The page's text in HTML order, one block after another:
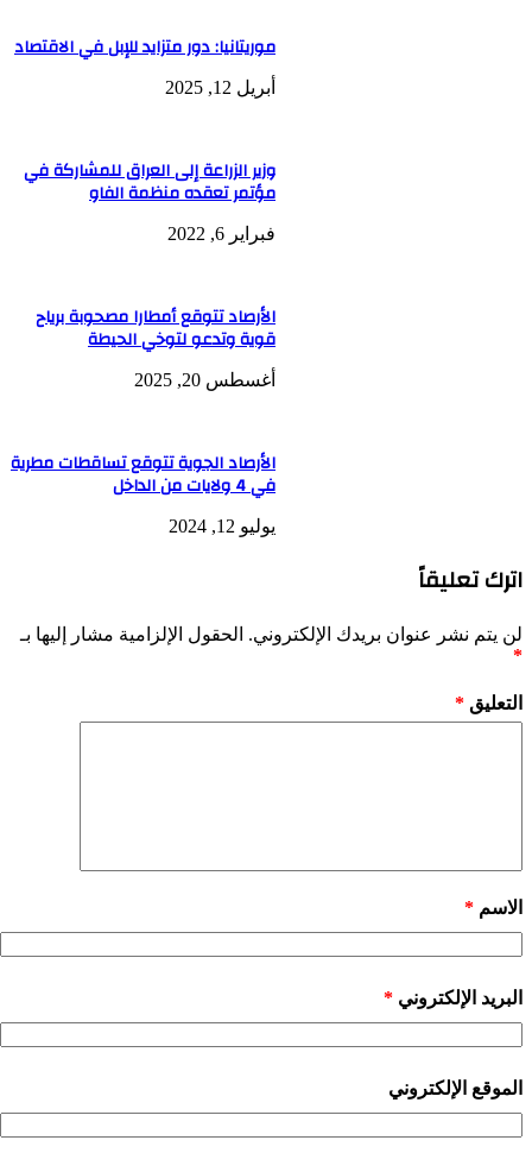
موريتانيا: دور متزايد للإبل في الاقتصاد
أبريل 12, 2025
وزير الزراعة إلى العراق للمشاركة في
مؤتمر تعقده منظمة الفاو
فبراير 6, 2022
الأرصاد تتوقع أمطارا مصحوبة برياح
قوية وتدعو لتوخي الحيطة
أغسطس 20, 2025
الأرصاد الجوية تتوقع تساقطات مطرية
في 4 ولايات من الداخل
يوليو 12, 2024
اترك تعليقاً
لن يتم نشر عنوان بريدك الإلكتروني. الحقول الإلزامية مشار إليها بـ
*
التعليق *
الاسم *
البريد الإلكتروني *
الموقع الإلكتروني